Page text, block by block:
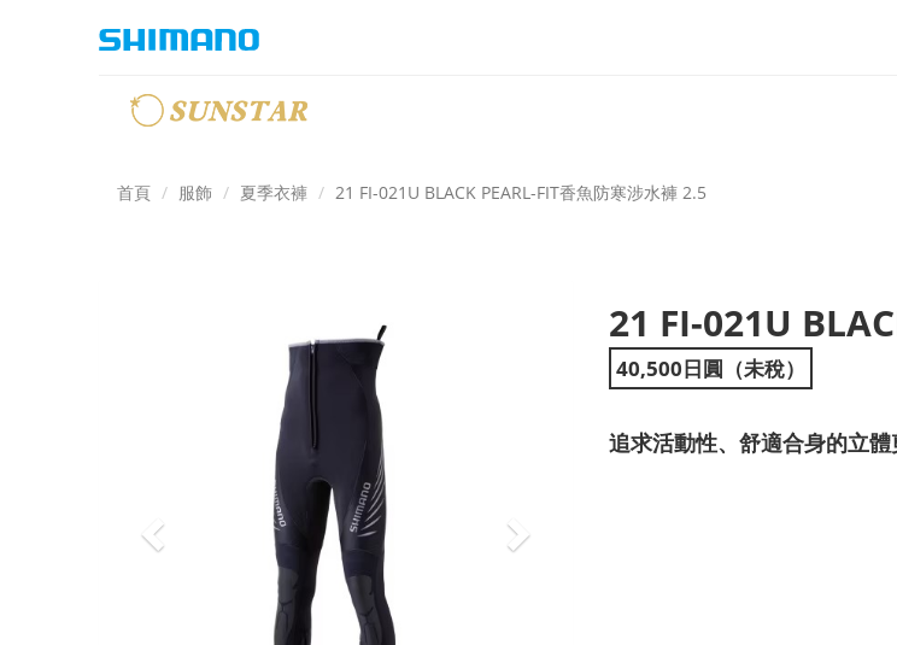
首頁 服飾 夏季衣褲 21 FI-021U BLACK PEARL-FIT香魚防寒涉水褲 2.5
21 FI-021U
40,500日圓（未稅）
追求活動性、舒適合身的立體